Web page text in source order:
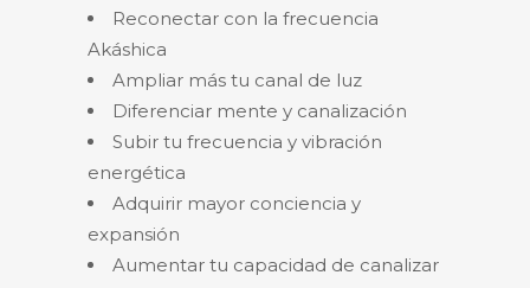
Reconectar con la frecuencia
Akáshica
Ampliar más tu canal de luz
Diferenciar mente y canalización
Subir tu frecuencia y vibración
energética
Adquirir mayor conciencia y
expansión
Aumentar tu capacidad de canalizar